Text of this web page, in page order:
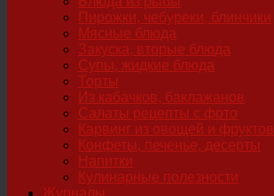
Пирожки, чебуреки, блинчики
Мясные блюда
Закуска, вторые блюда
Супы, жидкие блюда
Торты
Из кабачков, баклажанов
Салаты рецепты с фото
Карвинг из овощей и фруктов
Конфеты, печенье, десерты
Напитки
Кулинарные полезности
Журналы